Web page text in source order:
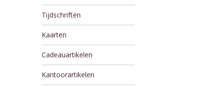
Tijdschriften
Kaarten
Cadeauartikelen
Kantoorartikelen